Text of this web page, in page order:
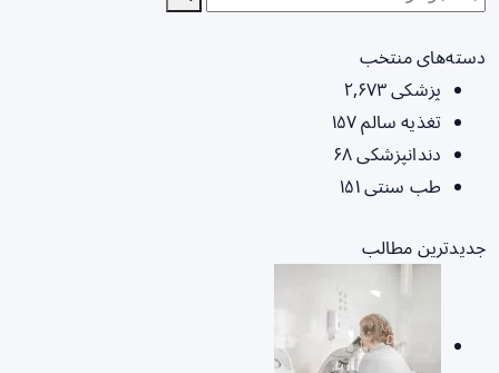
دسته‌های منتخب
پزشکی۲,۶۷۳
تغذیه سالم۱۵۷
دندانپزشکی۶۸
طب سنتی۱۵۱
جدیدترین مطالب